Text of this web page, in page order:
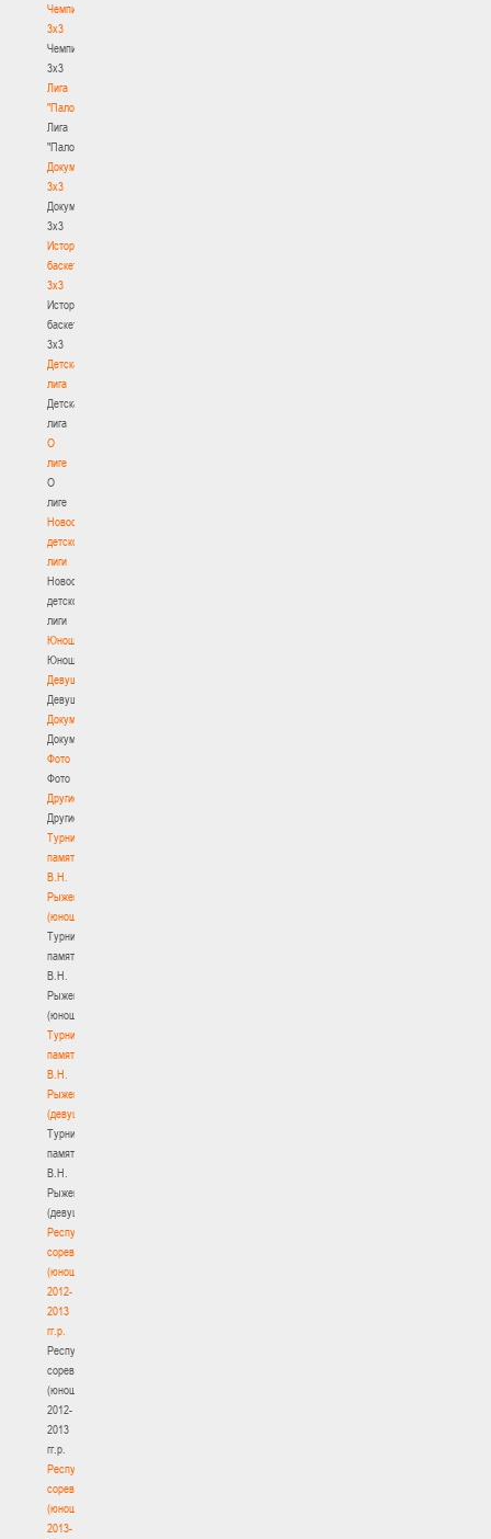
Чемпионат
3х3
Чемпионат
3х3
Лига
"Палова"
Лига
"Палова"
Документы
3х3
Документы
3х3
История
баскетбола
3х3
История
баскетбола
3х3
Детская
лига
Детская
лига
О
лиге
О
лиге
Новости
детской
лиги
Новости
детской
лиги
Юноши
Юноши
Девушки
Девушки
Документы
Документы
Фото
Фото
Другие
Другие
Турнир
памяти
В.Н.
Рыженкова
(юноши)
Турнир
памяти
В.Н.
Рыженкова
(юноши)
Турнир
памяти
В.Н.
Рыженкова
(девушки)
Турнир
памяти
В.Н.
Рыженкова
(девушки)
Республиканские
соревнования
(юноши)
2012-
2013
гг.р.
Республиканские
соревнования
(юноши)
2012-
2013
гг.р.
Республиканские
соревнования
(юноши)
2013-